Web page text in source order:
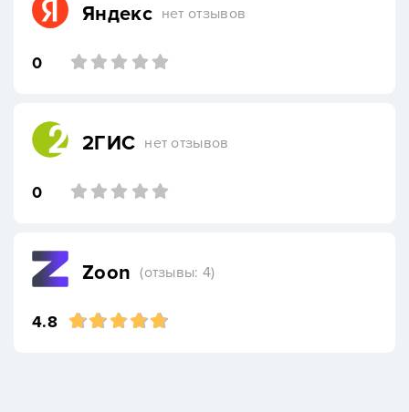
Яндекс нет отзывов
0
2ГИС нет отзывов
0
Zoon (отзывы: 4)
4.8